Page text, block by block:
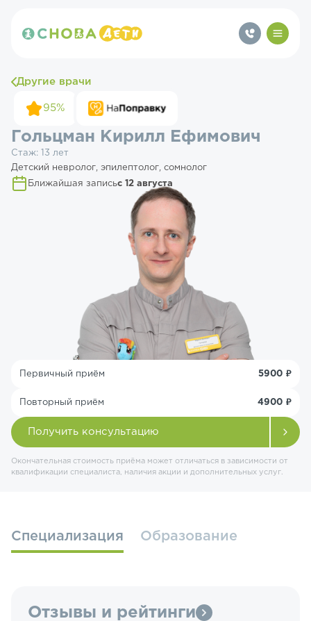
Другие врачи
95%
Гольцман Кирилл Ефимович
Стаж: 13 лет
Детский невролог, эпилептолог, сомнолог
Ближайшая записьс 12 августа
Первичный приём 5900 ₽
Повторный приём 4900 ₽
Получить консультацию
Окончательная стоимость приёма может отличаться в зависимости от
квалификации специалиста, наличия акции и дополнительных услуг.
Специализация Образование
Отзывы и рейтинги